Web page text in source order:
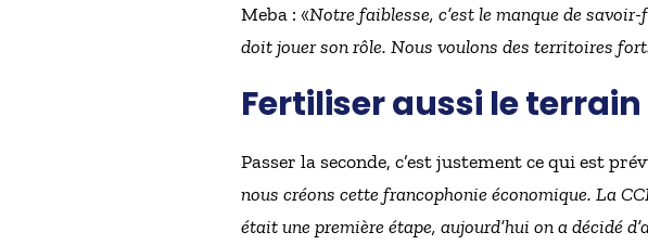
Meba : «Notre faiblesse, c’est le manque de
doit jouer son rôle. Nous voulons des territoires
Fertiliser aussi le
Passer la seconde, c’est justement ce qui est
nous créons cette francophonie économique. La
était une première étape, aujourd’hui on a décidé